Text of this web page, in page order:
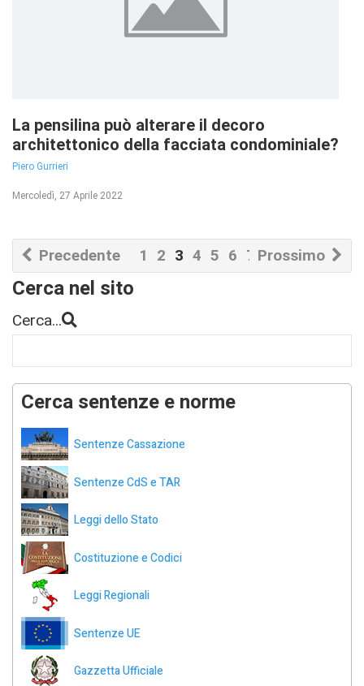
La pensilina può alterare il decoro
architettonico della facciata condominiale?
Piero Gurrieri
Mercoledì, 27 Aprile 2022
Precedente Prossimo
1 2 3 4 5 6 7 8 9
Cerca nel sito
Cerca...
Cerca sentenze e norme
Sentenze Cassazione
Sentenze CdS e TAR
Leggi dello Stato
Costituzione e Codici
Leggi Regionali
Sentenze UE
Gazzetta Ufficiale